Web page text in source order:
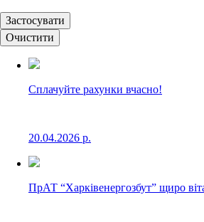
Застосувати
Очистити
Сплачуйте рахунки вчасно!
20.04.2026 р.
ПрАТ “Харківенергозбут” щиро